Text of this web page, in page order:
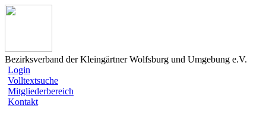
Bezirksverband der Kleingärtner Wolfsburg und Umgebung e.V.
Login
Volltextsuche
Mitgliederbereich
Kontakt